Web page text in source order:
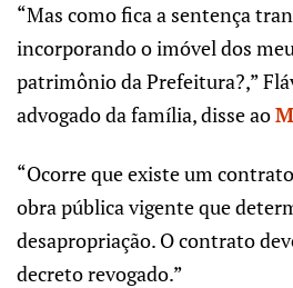
“Mas como fica a sentença
incorporando o imóvel dos
patrimônio da Prefeitura?,”
advogado da família, disse ao
“Ocorre que existe um
obra pública vigente que
desapropriação. O contrato
decreto revogado.”